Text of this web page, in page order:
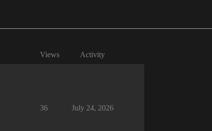
Views Activity
36 July 24, 2026